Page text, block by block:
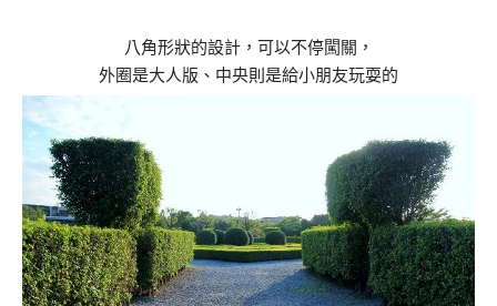
八角形狀的設計，可以不停闖關，
外圈是大人版、中央則是給小朋友玩耍的